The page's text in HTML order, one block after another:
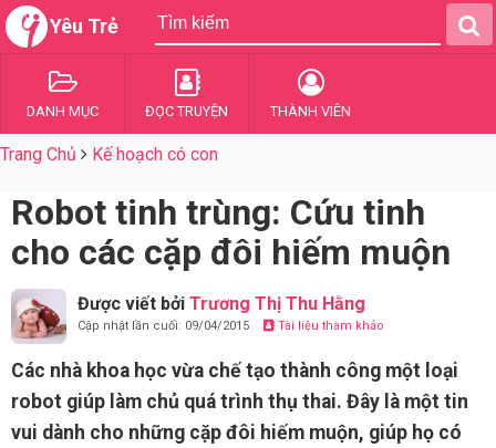
Yêu Trẻ
DANH MỤC ĐỌC TRUYỆN THÀNH VIÊN
Trang Chủ Kế hoạch có con
Robot tinh trùng: Cứu tinh
cho các cặp đôi hiếm muộn
Được viết bởi Trương Thị Thu Hằng
Cập nhật lần cuối: 09/04/2015 Tài liệu tham khảo
Các nhà khoa học vừa chế tạo thành công một loại
robot giúp làm chủ quá trình thụ thai. Đây là một tin
vui dành cho những cặp đôi hiếm muộn, giúp họ có